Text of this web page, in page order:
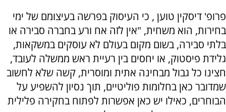
פרופ' דיסקין טוען , כי העיסוק בפרשה בעיצומם של ימי
בחירות, הוא משחית, "אין לזה אח ורע בחברה סבירה או
בלתי סבירה, בשום מקום בעולם לא עוסקים במשקאות,
גלידת פיסטוק, או יחסים בין רעיית ראש ממשלה לעובד,
חצינו כל גבול מבחינה אתית ומוסרית, קשה שלא לחשוב
שמדובר כאן בחלומות פוליטיים, תוך נסיון להשפיע על
הבוחרים, כאילו יש כאן אפשרות לפתוח בחקירה פלילית